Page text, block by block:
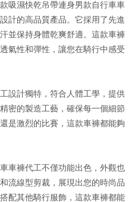
吸濕快乾吊帶連身男款自行車車
計的高品質產品。它採用了先進
並保持身體乾爽舒適。這款車褲
氣性和彈性，讓您在騎行中感受
設計獨特，符合人體工學，提供
密的製造工藝，確保每一個細節
是激烈的比賽，這款車褲都能夠
車褲代工不僅功能出色，外觀也
流線型剪裁，展現出您的時尚品
配其他騎行服飾，這款車褲都能